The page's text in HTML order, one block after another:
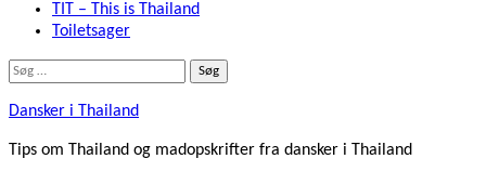
TIT – This is Thailand
Toiletsager
Søg
Dansker i Thailand
Tips om Thailand og madopskrifter fra dansker i Thailand